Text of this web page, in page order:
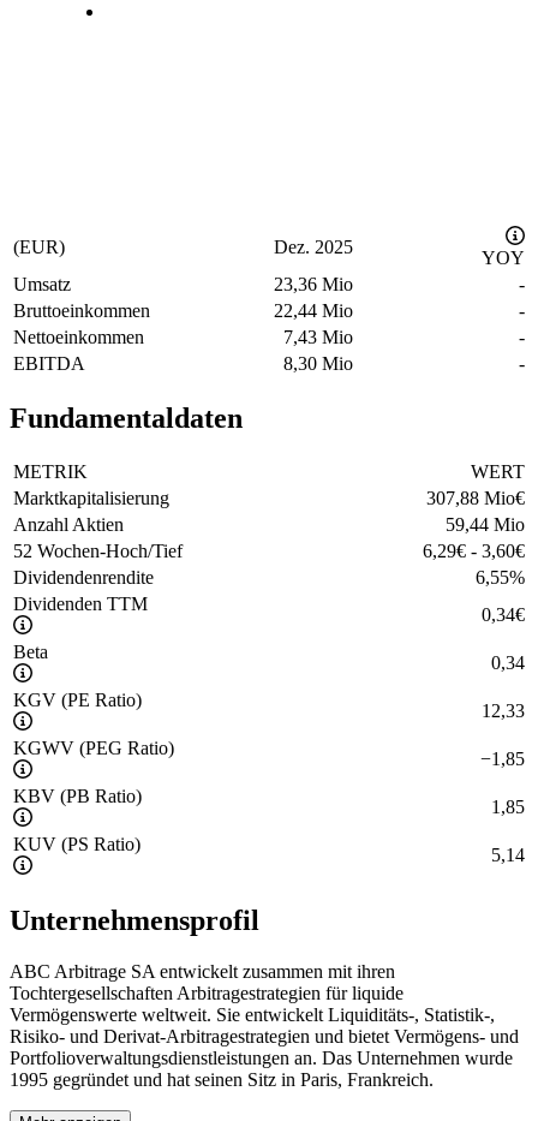
(EUR) Dez. 2025
YOY
Umsatz
23,36 Mio
-
Bruttoeinkommen
22,44 Mio
-
Nettoeinkommen
7,43 Mio
-
EBITDA
8,30 Mio -
Fundamentaldaten
METRIK
WERT
Marktkapitalisierung
307,88 Mio€
Anzahl Aktien
59,44 Mio
52 Wochen-Hoch/Tief
6,29€ - 3,60€
Dividendenrendite
6,55%
Dividenden TTM
0,34€
Beta
0,34
KGV (PE Ratio)
12,33
KGWV (PEG Ratio)
−1,85
KBV (PB Ratio)
1,85
KUV (PS Ratio)
5,14
Unternehmensprofil
ABC Arbitrage SA entwickelt zusammen mit ihren
Tochtergesellschaften Arbitragestrategien für liquide
Vermögenswerte weltweit. Sie entwickelt Liquiditäts-, Statistik-,
Risiko- und Derivat-Arbitragestrategien und bietet Vermögens- und
Portfolioverwaltungsdienstleistungen an. Das Unternehmen wurde
1995 gegründet und hat seinen Sitz in Paris, Frankreich.